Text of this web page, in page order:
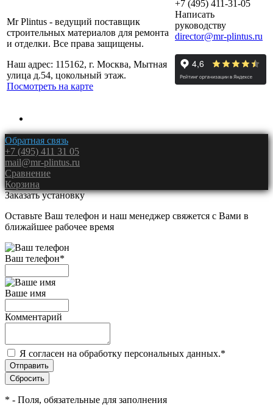
Mr Plintus - ведущий поставщик
строительных материалов для ремонта
и отделки. Все права защищены.
Наш адрес: 115162, г. Москва, Мытная
улица д.54, цокольный этаж.
Посмотреть на карте
+7 (495) 411-31-05
Написать
руководству
director@mr-plintus.ru
Обратная связь
+7 (495) 411 31 05
mail@mr-plintus.ru
Сравнение
Корзина
Заказать установку
Оставьте Ваш телефон и наш менеджер свяжется с Вами в
ближайшее рабочее время
Ваш телефон*
Ваше имя
Комментарий
Я согласен на обработку персональных данных.*
* - Поля, обязательные для заполнения